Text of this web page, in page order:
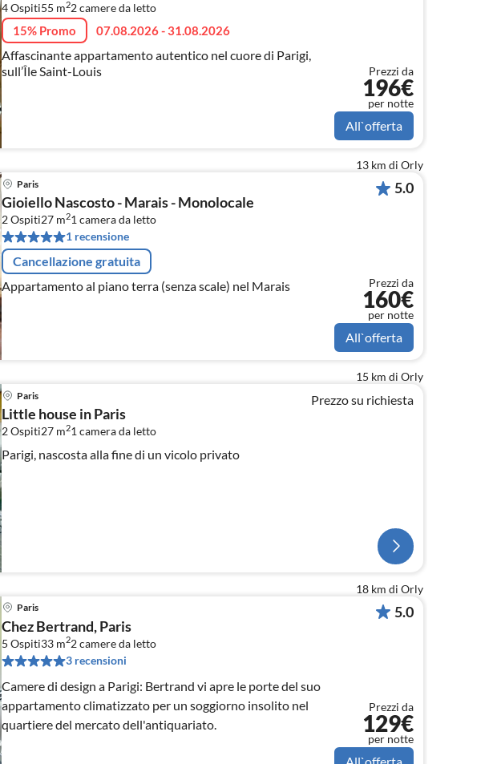
4 Ospiti55 m22camere da letto
15% Promo 07.08.2026 - 31.08.2026
Affascinante appartamento autentico nel cuore di Parigi,
sull’Île Saint-Louis
Prezzi da
196€
per notte
All`offerta
13 km di Orly
Paris
Gioiello Nascosto - Marais - Monolocale
2 Ospiti27 m21 camera da letto
1 recensione
Cancellazione gratuita
Appartamento al piano terra (senza scale) nel Marais
5.0
Prezzi da
160€
per notte
All`offerta
15 km di Orly
Paris
Little house in Paris
2 Ospiti27 m21camera da letto
Parigi, nascosta alla fine di un vicolo privato
Prezzo su richiesta
18 km di Orly
Paris
Chez Bertrand, Paris
5 Ospiti33 m22camere da letto
3 recensioni
Camere di design a Parigi: Bertrand vi apre le porte del suo
appartamento climatizzato per un soggiorno insolito nel
quartiere del mercato dell'antiquariato.
5.0
Prezzi da
129€
per notte